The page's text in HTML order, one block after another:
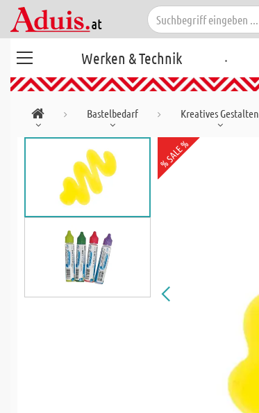
Werken & Technik .
Bastelbedarf Kreatives Gestalten
% SALE %